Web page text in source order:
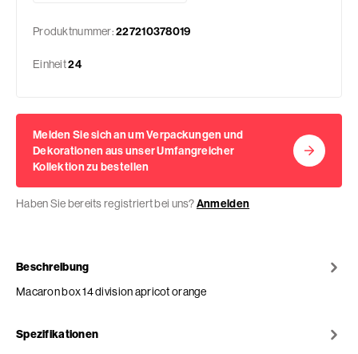
Produktnummer:227210378019
Einheit24
Melden Sie sich an um Verpackungen und
Dekorationen aus unser Umfangreicher
Kollektion zu bestellen
Haben Sie bereits registriert bei uns?Anmelden
Beschreibung
Macaron box 14 division apricot orange
Spezifikationen